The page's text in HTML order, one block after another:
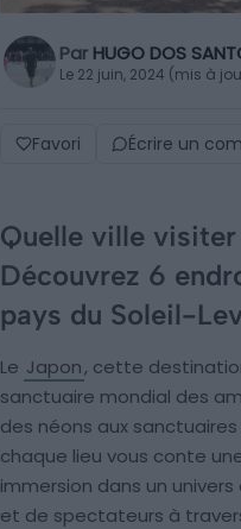
Par HUGO DOS
Le 22 juin, 2024 (mis à
Favori Écrire un
Quelle ville
Découvrez 6
pays du Soleil-
Le Japon, cette
sanctuaire mondial des
des néons aux
chaque lieu vous conte
immersion dans un
et de spectateurs à